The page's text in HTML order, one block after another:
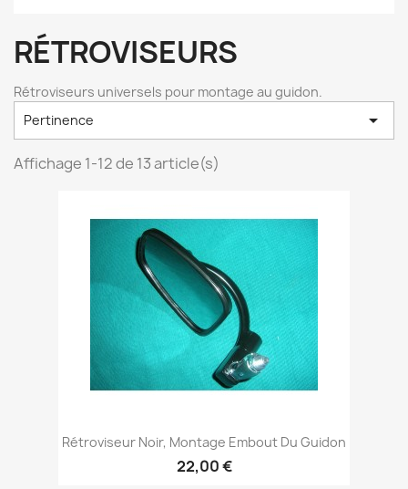
RÉTROVISEURS
Rétroviseurs universels pour montage au guidon.
Pertinence

Affichage 1-12 de 13 article(s)
Rétroviseur Noir, Montage Embout Du Guidon
22,00 €